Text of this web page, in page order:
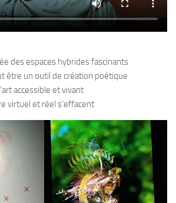
des espaces hybrides fascinants
être un outil de création poétique
accessible et vivant
virtuel et réel s’effacent